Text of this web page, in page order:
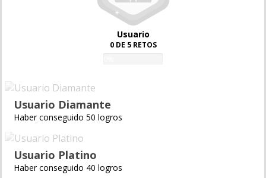
Usuario
0 DE 5 RETOS
Usuario Diamante
Haber conseguido 50 logros
Usuario Platino
Haber conseguido 40 logros